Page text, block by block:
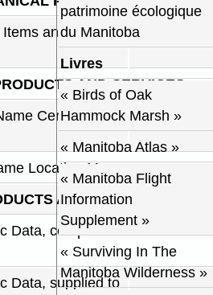
and Aerial
AND SERVICES:
Certificates
Location Maps
AND SERVICES:
Data, complete
Data, supplied to
patrimoine écologique
du Manitoba
Livres
« Birds of Oak
Hammock Marsh »
« Manitoba Atlas »
« Manitoba Flight
Information
Supplement »
« Surviving In The
Manitoba Wilderness »